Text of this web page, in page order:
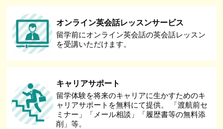
オンライン英会話レッスンサービス
留学前にオンライン英会話の英会話レッスン
を受講いただけます。
キャリアサポート
留学体験を将来のキャリアに生かすためのキ
ャリアサポートを無料にて提供。 「渡航前セ
ミナー」「メール相談」「履歴書等の無料添
削」等。